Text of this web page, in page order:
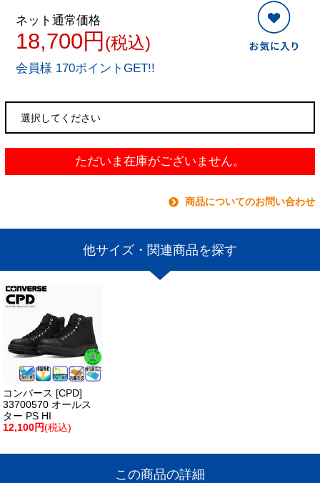
ネット通常価格
18,700円 (税込)
会員様 170ポイントGET!!
ただいま在庫がございません。
商品についてのお問い合わせ
他サイズ・関連商品を探す
コンバース [CPD]
33700570 オールス
ター PS HI
12,100円(税込)
この商品の詳細